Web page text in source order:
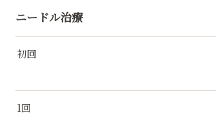
ニードル治療
初回
1回